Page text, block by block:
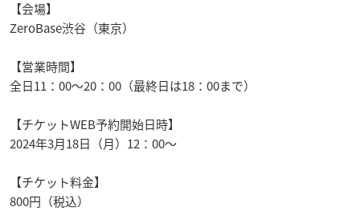
【会場】
ZeroBase渋谷（東京）
【営業時間】
全日11：00～20：00（最終日は18：00まで）
【チケットWEB予約開始日時】
2024年3月18日（月）12：00～
【チケット料金】
800円（税込）